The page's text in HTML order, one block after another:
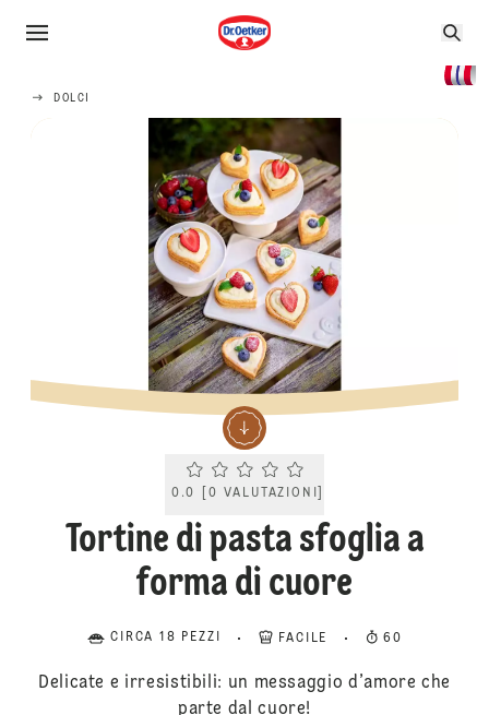
DOLCI
Current rating 0.0. Click to rate.
0.0 0 VALUTAZIONI
Tortine di pasta sfoglia a
forma di cuore
CIRCA 18 PEZZI FACILE 60
Delicate e irresistibili: un messaggio d’amore che
parte dal cuore!